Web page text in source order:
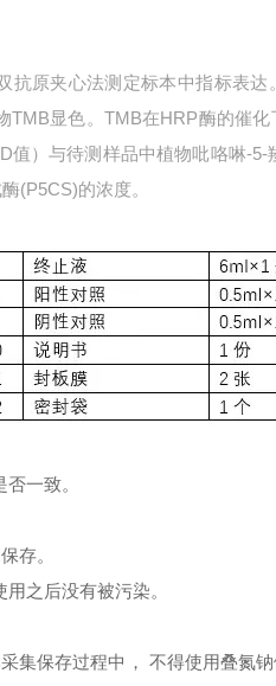
抗原夹心法测定标本中指标表
显色。TMB在HRP酶的催
）与待测样品中植物吡咯啉-
(P5CS)的浓度。
一致。
存。
之后没有被污染。
集保存过程中， 不得使用叠氮